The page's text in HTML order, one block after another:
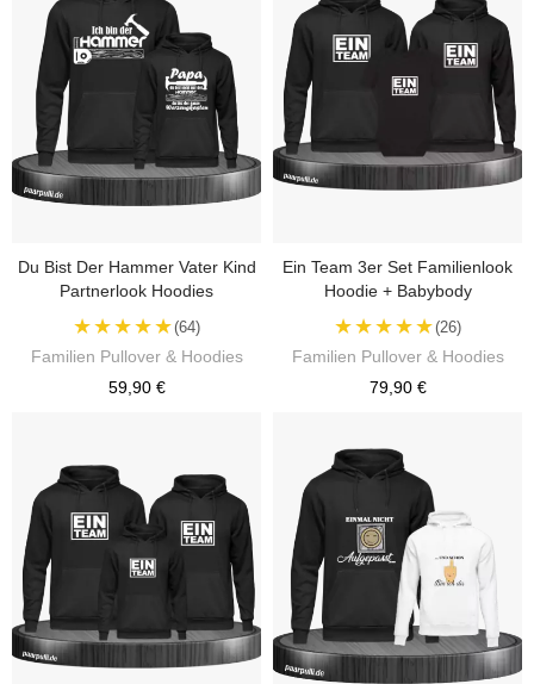
Du Bist Der Hammer Vater Kind
Partnerlook Hoodies
★★★★★(64)
Familien Pullover & Hoodies
59,90 €
Ein Team 3er Set Familienlook
Hoodie + Babybody
★★★★★(26)
Familien Pullover & Hoodies
79,90 €